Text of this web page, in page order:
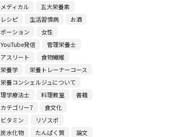
メディカル
五大栄養素
レシピ
生活習慣病
お酒
ポーション
女性
YouTube発信
管理栄養士
アスリート
食物繊維
栄養学
栄養トレーナーコース
栄養コンシェルジュについて
理学療法士
料理教室
書籍
カテゴリー7
食文化
ビタミン
リゾスポ
炭水化物
たんぱく質
論文